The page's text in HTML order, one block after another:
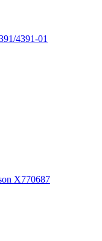
4391-01
X770687